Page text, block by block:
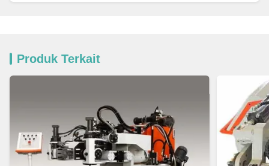
Produk Terkait